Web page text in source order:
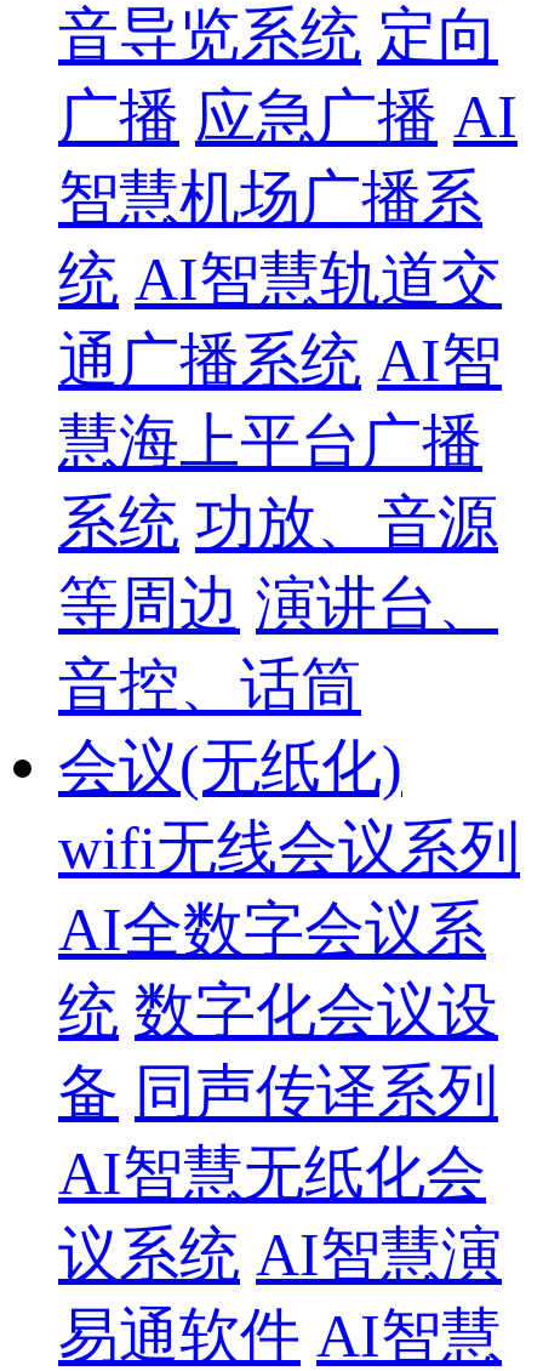
音导览系统 定向
广播 应急广播 AI
智慧机场广播系
统 AI智慧轨道交
通广播系统 AI智
慧海上平台广播
系统 功放、音源
等周边 演讲台、
音控、话筒
会议(无纸化)
wifi无线会议系列
AI全数字会议系
统 数字化会议设
备 同声传译系列
AI智慧无纸化会
议系统 AI智慧演
易通软件 AI智慧